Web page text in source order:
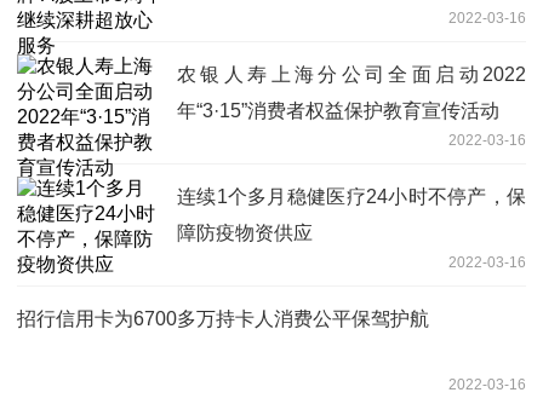
2022-03-16
农银人寿上海分公司全面启动2022
年“3·15”消费者权益保护教育宣传活动
2022-03-16
连续1个多月稳健医疗24小时不停产，保
障防疫物资供应
2022-03-16
招行信用卡为6700多万持卡人消费公平保驾护航
2022-03-16